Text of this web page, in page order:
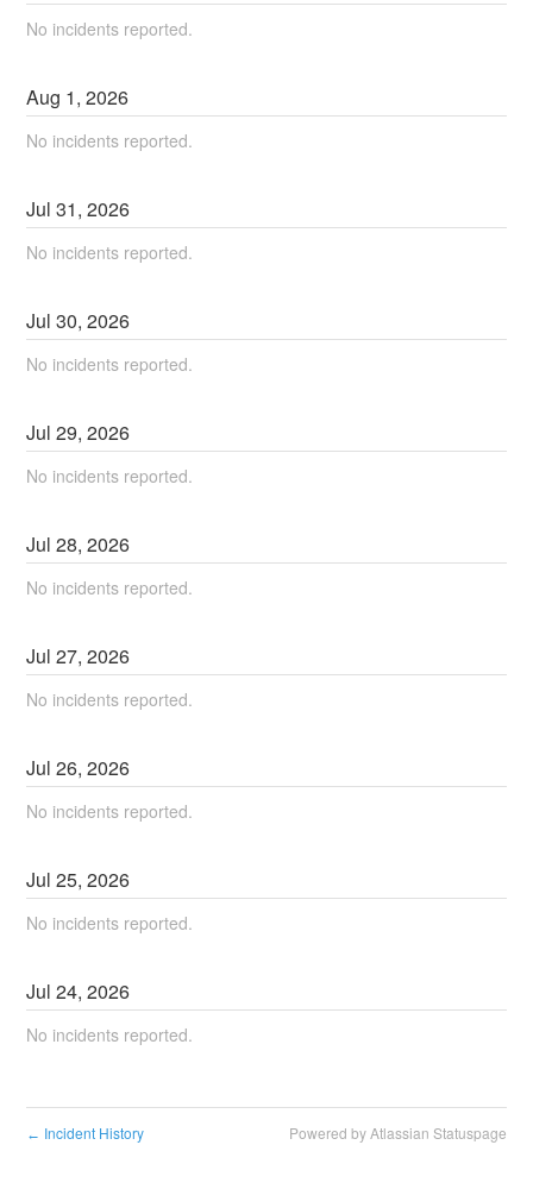
No incidents reported.
Aug 1,2026
No incidents reported.
Jul31,2026
No incidents reported.
Jul30,2026
No incidents reported.
Jul29,2026
No incidents reported.
Jul28,2026
No incidents reported.
Jul27,2026
No incidents reported.
Jul26,2026
No incidents reported.
Jul25,2026
No incidents reported.
Jul24,2026
No incidents reported.
← Incident History Powered by Atlassian Statuspage